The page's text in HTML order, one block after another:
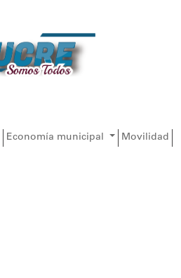
Economía municipal
Movilidad